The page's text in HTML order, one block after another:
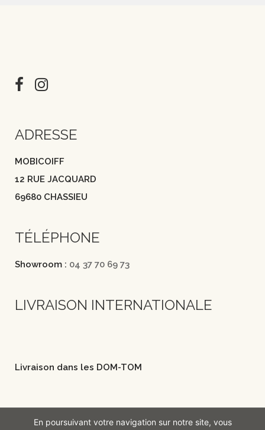
ADRESSE
MOBICOIFF
12 RUE JACQUARD
69680 CHASSIEU
TÉLÉPHONE
Showroom : 04 37 70 69 73
LIVRAISON INTERNATIONALE
Livraison dans les DOM-TOM
En poursuivant votre navigation sur notre site, vous